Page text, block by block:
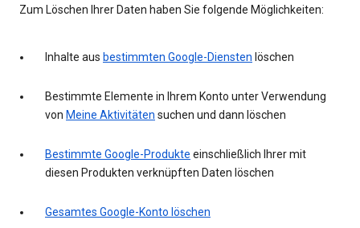
Zum Löschen Ihrer Daten haben Sie folgende Möglichkeiten:
Inhalte aus bestimmten Google-Diensten löschen
Bestimmte Elemente in Ihrem Konto unter Verwendung
von Meine Aktivitäten suchen und dann löschen
Bestimmte Google-Produkte einschließlich Ihrer mit
diesen Produkten verknüpften Daten löschen
Gesamtes Google-Konto löschen